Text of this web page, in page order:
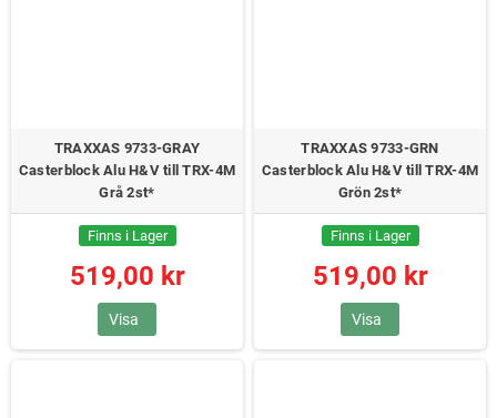
TRAXXAS 9733-GRAY
Casterblock Alu H&V till TRX-4M
Grå 2st*
Finns i Lager
519,00 kr
Visa
TRAXXAS 9733-GRN
Casterblock Alu H&V till TRX-4M
Grön 2st*
Finns i Lager
519,00 kr
Visa